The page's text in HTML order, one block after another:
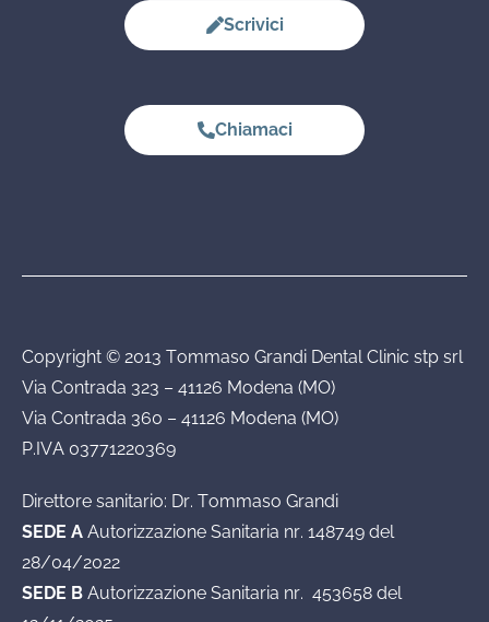
Scrivici
Chiamaci
Copyright © 2013 Tommaso Grandi Dental Clinic stp srl
Via Contrada 323 – 41126 Modena (MO)
Via Contrada 360 – 41126 Modena (MO)
P.IVA 03771220369
Direttore sanitario: Dr. Tommaso Grandi
SEDE A Autorizzazione Sanitaria nr. 148749 del
28/04/2022
SEDE B Autorizzazione Sanitaria nr. 453658 del